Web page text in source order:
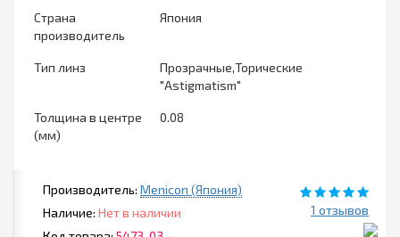
Страна
производитель
Япония
Тип линз
Прозрачные,Торические
"Astigmatism"
Толщина в центре
(мм)
0.08
1 отзывов
Производитель: Menicon (Япония)
Наличие: Нет в наличии